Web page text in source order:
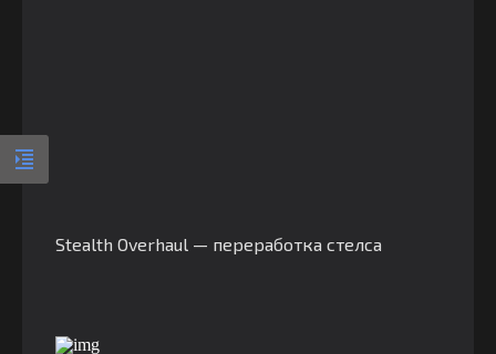
Stealth Overhaul — переработка стелса